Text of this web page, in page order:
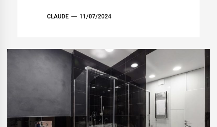
CLAUDE 11/07/2024